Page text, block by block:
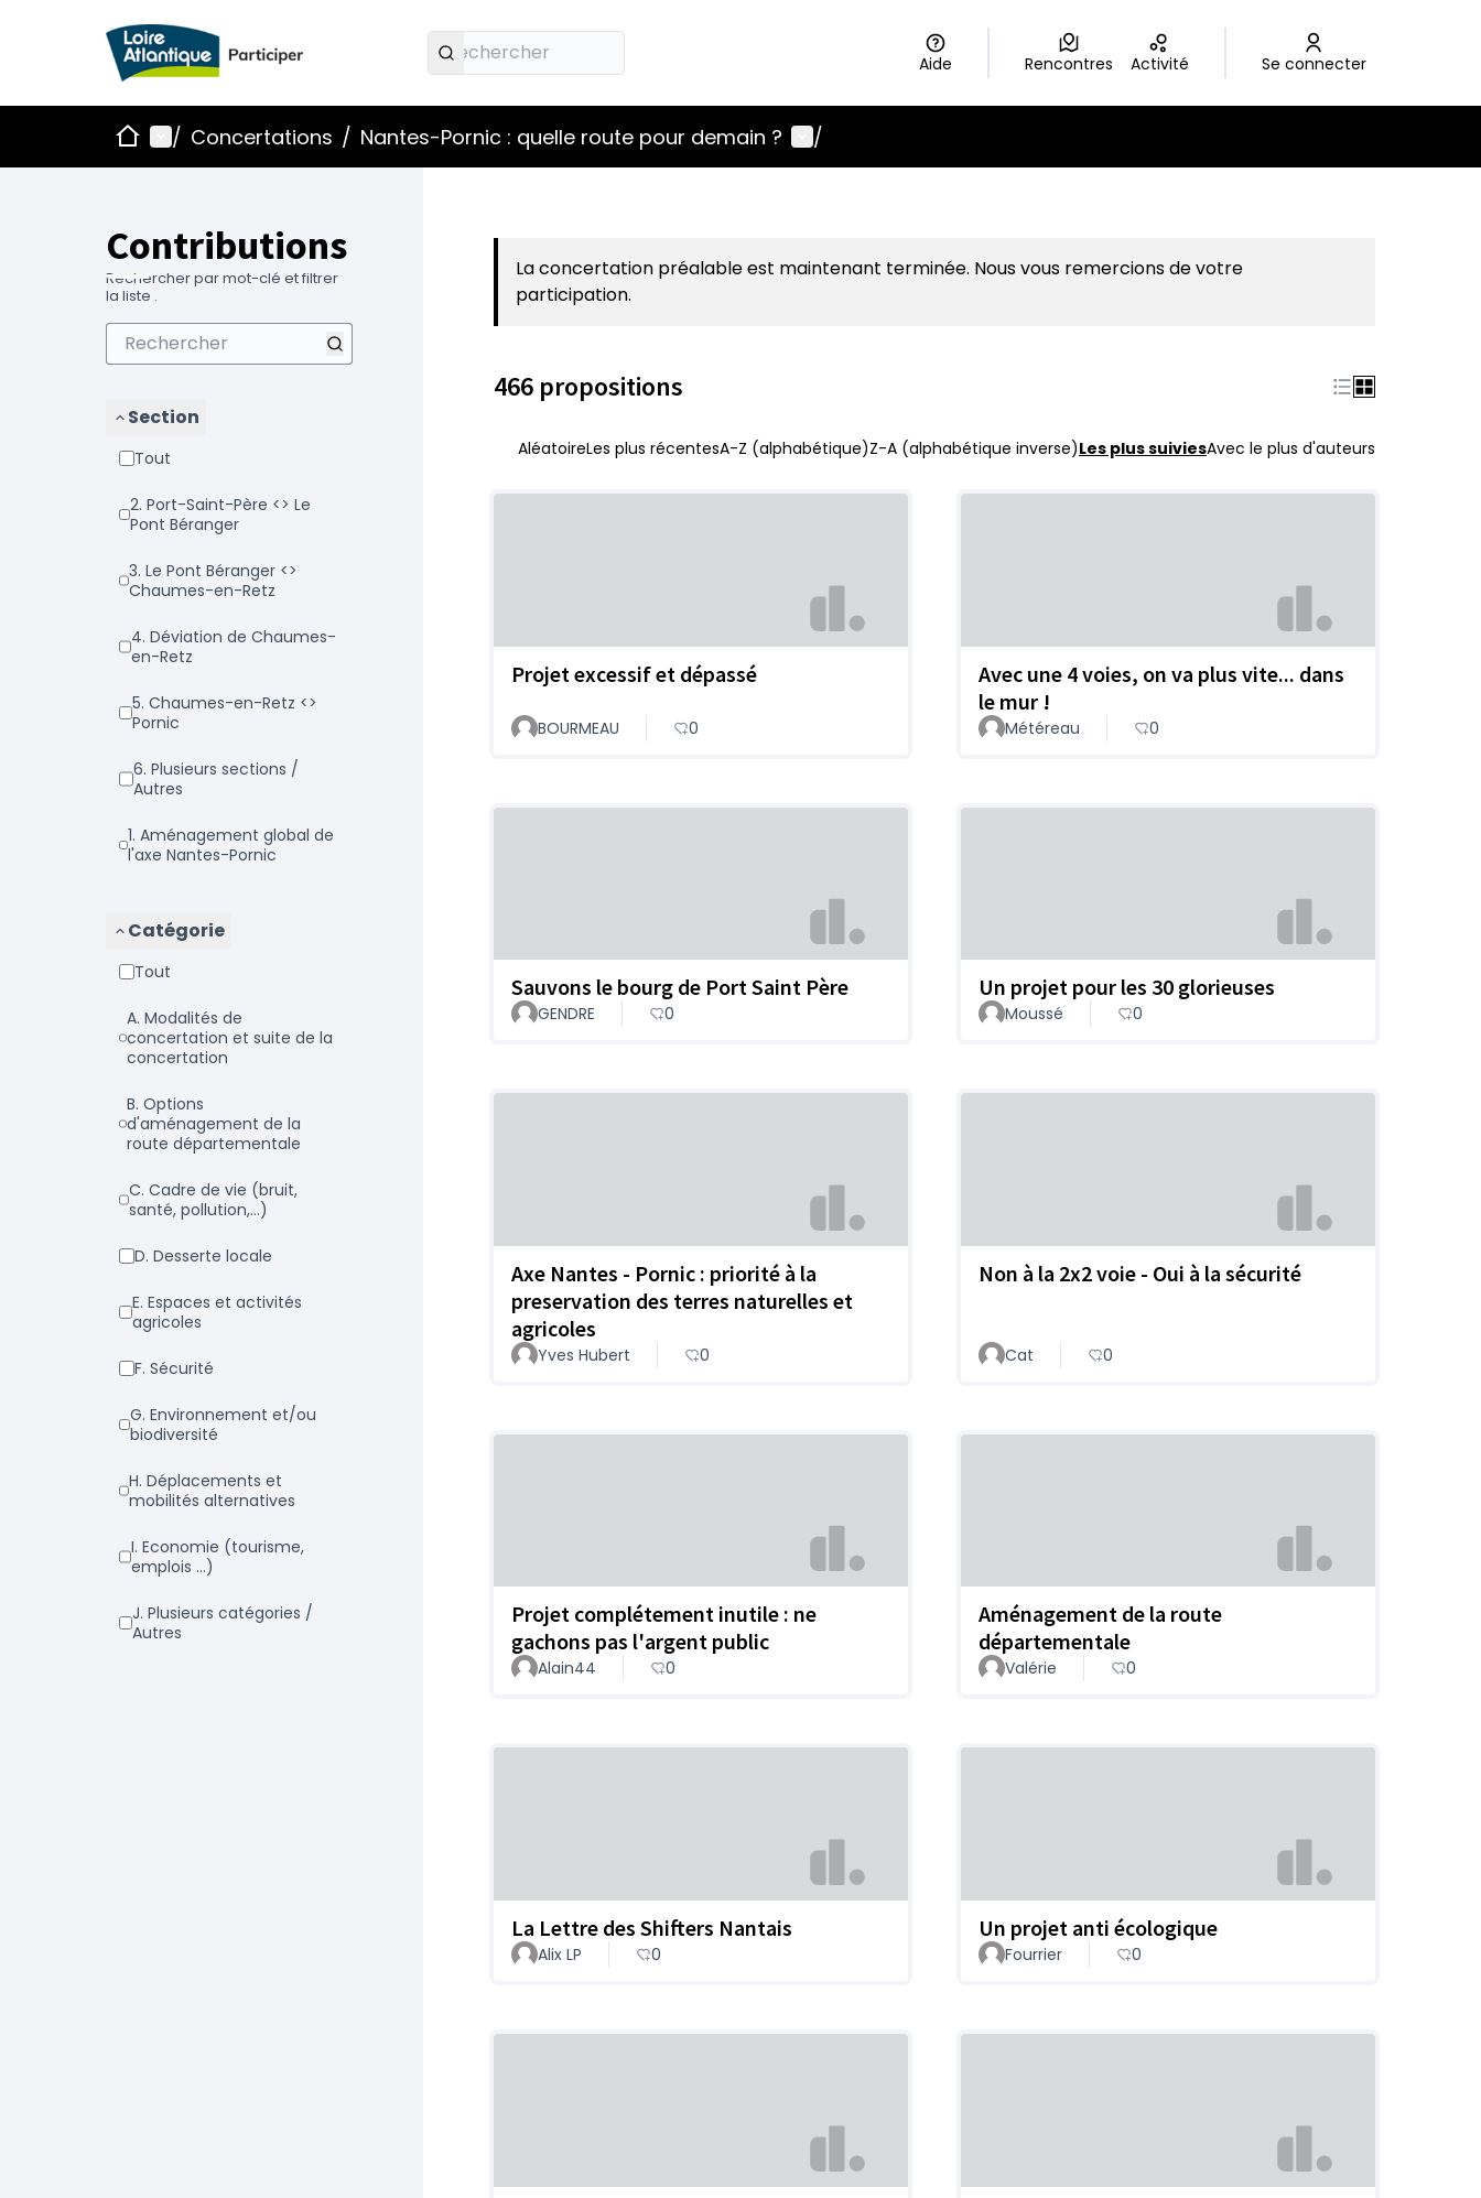
Aide Rencontres Activité Se connecter
AccueilMenu principal
/ Concertations / Nantes-Pornic : quelle route pour demain ? Menu utilisateur
/
Contributions
Rechercher par mot-clé et filtrer
la liste .
Section
Tout
2. Port-Saint-Père <> Le
Pont Béranger
3. Le Pont Béranger <>
Chaumes-en-Retz
4. Déviation de Chaumes-
en-Retz
5. Chaumes-en-Retz <>
Pornic
6. Plusieurs sections /
Autres
1. Aménagement global de
l'axe Nantes-Pornic
Catégorie
Tout
a. Modalités de
concertation et suite de la
concertation
b. Options
d'aménagement de la
route départementale
c. Cadre de vie (bruit,
santé, pollution,...)
d. Desserte locale
e. Espaces et activités
agricoles
f. Sécurité
g. Environnement et/ou
biodiversité
h. Déplacements et
mobilités alternatives
i. Economie (tourisme,
emplois ...)
j. Plusieurs catégories /
Autres
La concertation préalable est maintenant terminée. Nous vous remercions de votre
participation.
466 propositions
AléatoireLes plus récentesA-Z (alphabétique)Z-A (alphabétique inverse)Les plus suiviesAvec le plus d'auteurs
Projet excessif et dépassé
BOURMEAU 0
Avec une 4 voies, on va plus vite... dans
le mur !
Météreau 0
Sauvons le bourg de Port Saint Père
GENDRE 0
Un projet pour les 30 glorieuses
Moussé 0
Axe Nantes - Pornic : priorité à la
preservation des terres naturelles et
agricoles
Yves Hubert 0
Non à la 2x2 voie - Oui à la sécurité
Cat 0
Projet complétement inutile : ne
gachons pas l'argent public
Alain44 0
Aménagement de la route
départementale
Valérie 0
La Lettre des Shifters Nantais
Alix LP 0
Un projet anti écologique
Fourrier 0